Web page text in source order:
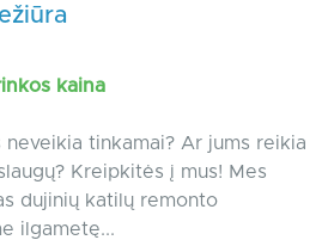
kaina
tinkamai? Ar jums reikia
Kreipkitės į mus! Mes
dujinių katilų remonto
ilgametę...